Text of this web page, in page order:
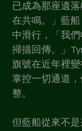
已成為那座遺
在共鳴。」藍
中滑行，「我
掃描回傳。」
旗號在近年裡
掌控一切通道
整。
但藍船從來不